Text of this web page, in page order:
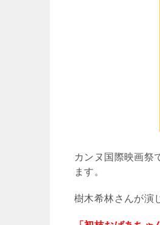
カンヌ国際映画祭
ます。
樹木希林さんが演